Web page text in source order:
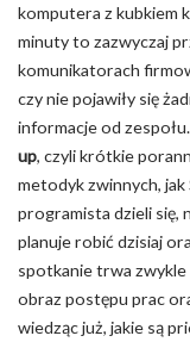
komputera z kubkiem
minuty to zazwyczaj
komunikatorach
czy nie pojawiły się
informacje od
up, czyli krótkie
metodyk zwinnych,
programista dzieli się,
planuje robić dzisiaj
spotkanie trwa zwykle
obraz postępu prac
wiedząc już, jakie są